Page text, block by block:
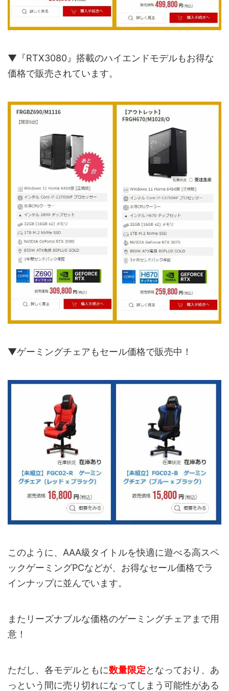
▼『RTX3080』搭載のハイエンドモデルもお得な
価格で販売されています。
▼ゲーミングチェアもセール価格で販売中！
このように、AAA級タイトルを快適に遊べる高スペ
ックゲーミングPCなどが、お得なセール価格でラ
インナップに並んでいます。
またリーズナブルな価格のゲーミングチェアまで用
意！
ただし、各モデルともに数量限定となっており、あ
っという間に売り切れになってしまう可能性がある